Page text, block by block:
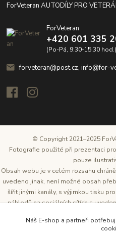
ForVeteran AUTODÍLY PRO
ForVeteran
+420 601 335
(Po-Pá, 9:30-15:30 hod.)
forveteran@post.cz, info@for-
© Copyright 2021–2025
Fotografie použité při prezentaci
pouze
Obsah webu je v celém rozsahu
uvedeno jinak, není možné obsah
šířit jinými kanály, s výjimkou tisku
náhledů na sociálních sítích s
těchto webových
Náš E-shop a partneři